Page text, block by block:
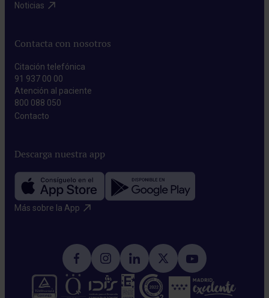
Noticias​
Contacta con nosotros
Citación telefónica
91 937 00 00
Atención al paciente
800 088 050
Contacto​
Descarga nuestra app
Más sobre la App​